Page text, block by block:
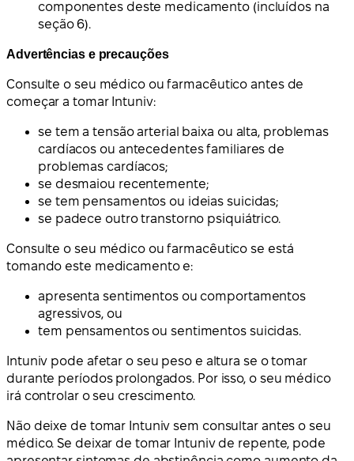
componentes deste medicamento (incluídos na
seção 6).
Advertências e precauções
Consulte o seu médico ou farmacêutico antes de
começar a tomar Intuniv:
se tem a tensão arterial baixa ou alta, problemas
cardíacos ou antecedentes familiares de
problemas cardíacos;
se desmaiou recentemente;
se tem pensamentos ou ideias suicidas;
se padece outro transtorno psiquiátrico.
Consulte o seu médico ou farmacêutico se está
tomando este medicamento e:
apresenta sentimentos ou comportamentos
agressivos, ou
tem pensamentos ou sentimentos suicidas.
Intuniv pode afetar o seu peso e altura se o tomar
durante períodos prolongados. Por isso, o seu médico
irá controlar o seu crescimento.
Não deixe de tomar Intuniv sem consultar antes o seu
médico. Se deixar de tomar Intuniv de repente, pode